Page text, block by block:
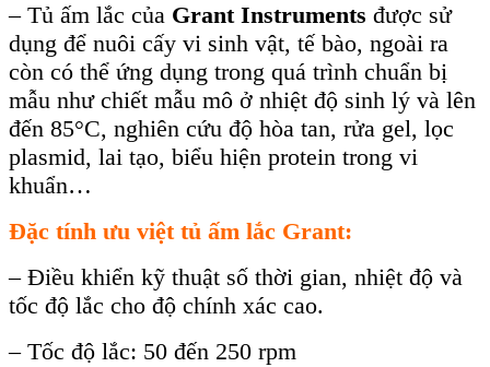
– Tủ ấm lắc của Grant Instruments được sử
dụng để nuôi cấy vi sinh vật, tế bào, ngoài ra
còn có thể ứng dụng trong quá trình chuẩn bị
mẫu như chiết mẫu mô ở nhiệt độ sinh lý và lên
đến 85°C, nghiên cứu độ hòa tan, rửa gel, lọc
plasmid, lai tạo, biểu hiện protein trong vi
khuẩn…
Đặc tính ưu việt tủ ấm lắc Grant:
– Điều khiển kỹ thuật số thời gian, nhiệt độ và
tốc độ lắc cho độ chính xác cao.
– Tốc độ lắc: 50 đến 250 rpm